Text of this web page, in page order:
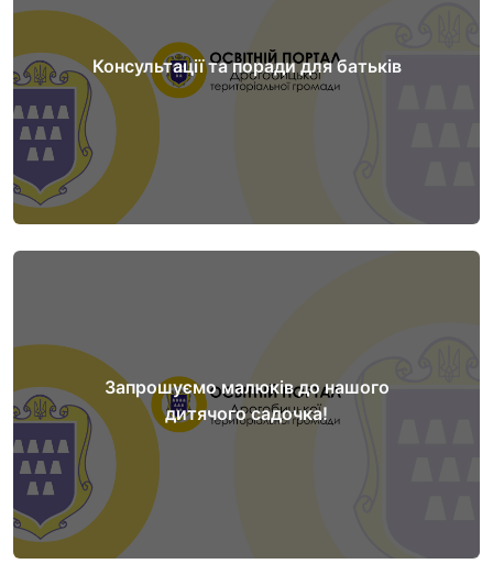
Консультації та поради для батьків
Консультації та поради для батьків
Детальніше...
Запрошуємо малюків до нашого
дитячого садочка!
Запрошуємо малюків до нашого дитячого
садочка!